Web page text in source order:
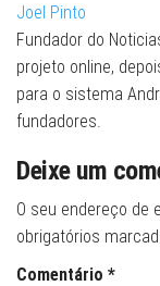
Joel Pinto
Fundador do
projeto online,
para o sistema
fundadores.
Deixe um
O seu endereço de
obrigatórios
Comentário *